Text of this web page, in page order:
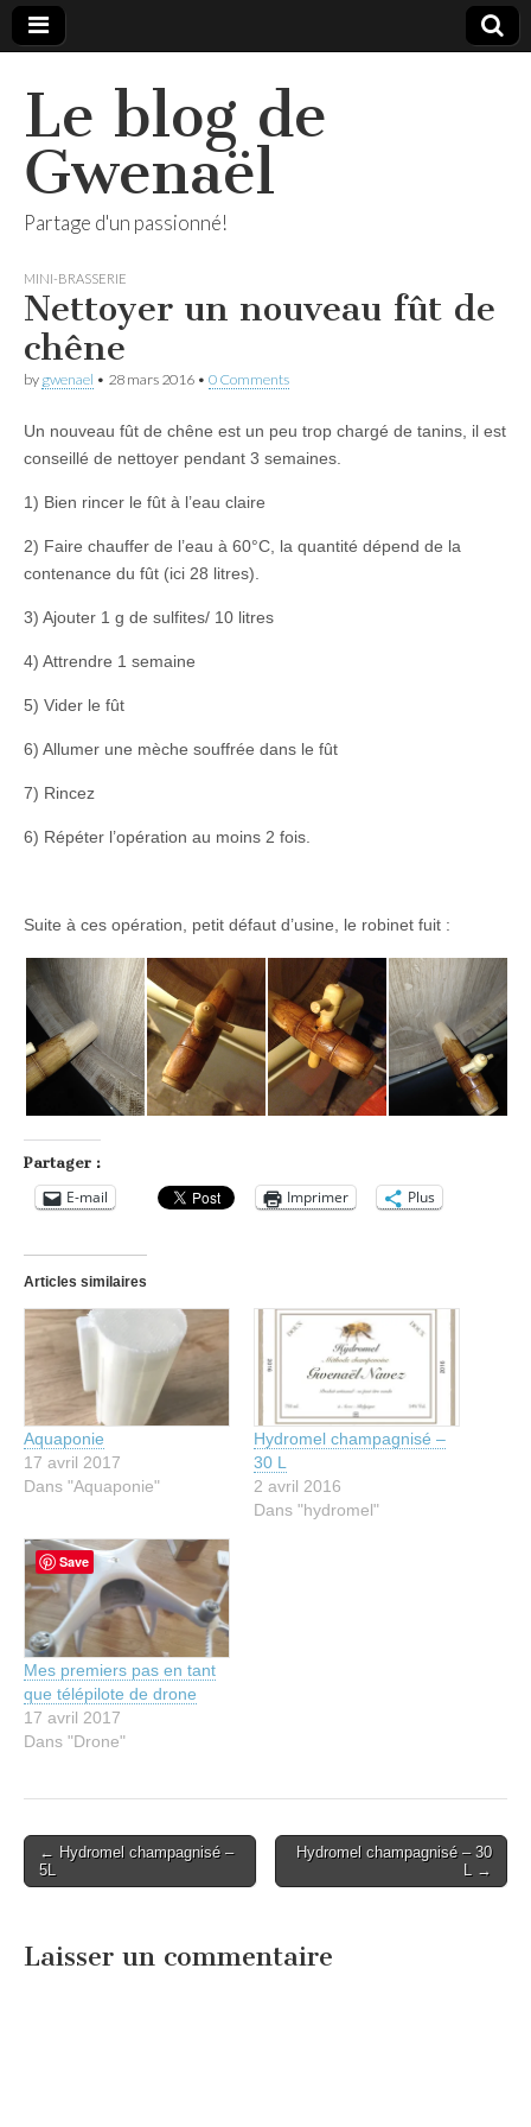
Le blog de
Gwenaël
Partage d'un passionné!
MINI-BRASSERIE
Nettoyer un nouveau fût de
chêne
by gwenael • 28 mars 2016 • 0 Comments
Un nouveau fût de chêne est un peu trop chargé de tanins, il est
conseillé de nettoyer pendant 3 semaines.
1) Bien rincer le fût à l’eau claire
2) Faire chauffer de l’eau à 60°C, la quantité dépend de la
contenance du fût (ici 28 litres).
3) Ajouter 1 g de sulfites/ 10 litres
4) Attrendre 1 semaine
5) Vider le fût
6) Allumer une mèche souffrée dans le fût
7) Rincez
6) Répéter l’opération au moins 2 fois.
Suite à ces opération, petit défaut d’usine, le robinet fuit :
Partager :
E-mail Imprimer Plus
Articles similaires
Aquaponie
17 avril 2017
Dans "Aquaponie"
Hydromel champagnisé –
30 L
2 avril 2016
Dans "hydromel"
Mes premiers pas en tant
que télépilote de drone
17 avril 2017
Dans "Drone"
Post
navigation
← Hydromel champagnisé –
5L
Hydromel champagnisé – 30
L →
Laisser un commentaire
Save